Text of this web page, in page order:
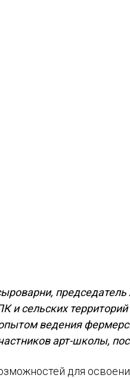
и сельских
ведения
арт-школы,
для